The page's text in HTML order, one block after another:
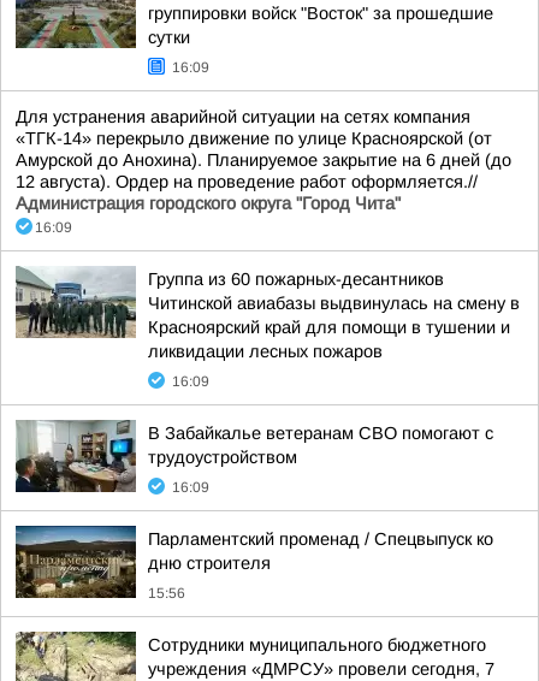
группировки войск "Восток" за прошедшие
сутки
16:09
Для устранения аварийной ситуации на сетях компания
«ТГК-14» перекрыло движение по улице Красноярской (от
Амурской до Анохина). Планируемое закрытие на 6 дней (до
12 августа). Ордер на проведение работ оформляется.//
Администрация городского округа "Город Чита"
16:09
Группа из 60 пожарных-десантников
Читинской авиабазы выдвинулась на смену в
Красноярский край для помощи в тушении и
ликвидации лесных пожаров
16:09
В Забайкалье ветеранам СВО помогают с
трудоустройством
16:09
Парламентский променад / Спецвыпуск ко
дню строителя
15:56
Сотрудники муниципального бюджетного
учреждения «ДМРСУ» провели сегодня, 7